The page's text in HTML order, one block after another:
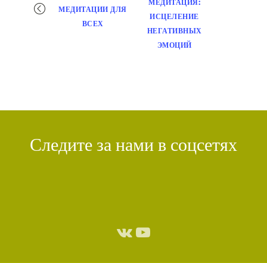
навигация
МЕДИТАЦИИ ДЛЯ
ВСЕХ
ИСЦЕЛЕНИЕ
НЕГАТИВНЫХ
ЭМОЦИЙ
Следите за нами в соцсетях